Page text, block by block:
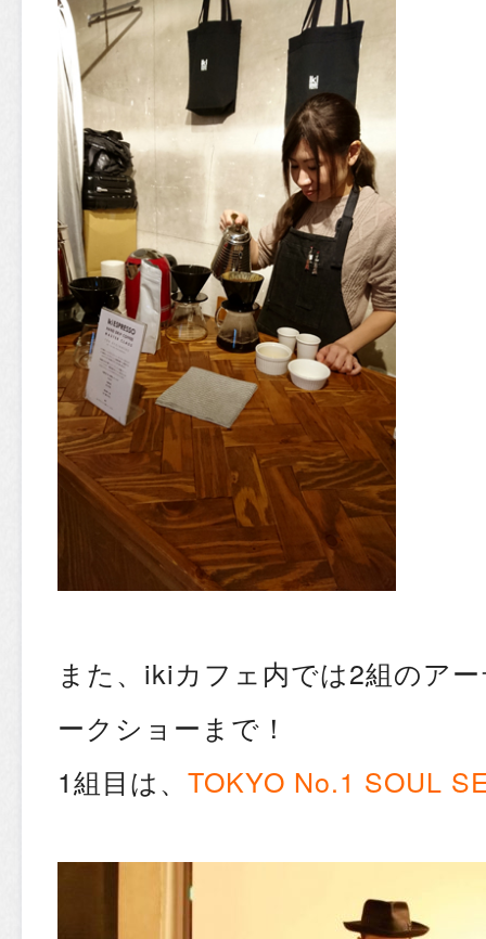
また、ikiカフェ内では2組のア
ークショーまで！
1組目は、 TOKYO No.1 SOUL